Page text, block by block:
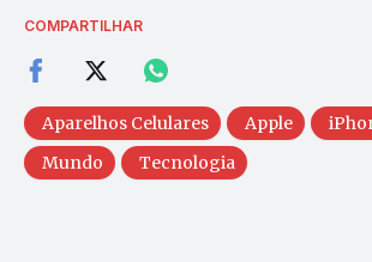
COMPARTILHAR
Aparelhos Celulares Apple
Mundo
Tecnologia